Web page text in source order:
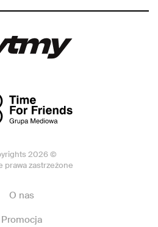
2026 ©
prawa zastrzeżone
O nas
Promocja